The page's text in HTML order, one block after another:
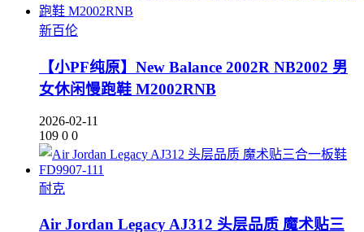
新百伦
【小PF纯原】New Balance 2002R NB2002 男
女休闲慢跑鞋 M2002RNB
2026-02-11
109 0 0
耐克
Air Jordan Legacy AJ312 头层品质 魔术贴三